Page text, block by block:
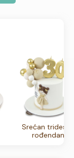
Srećan
rođendan